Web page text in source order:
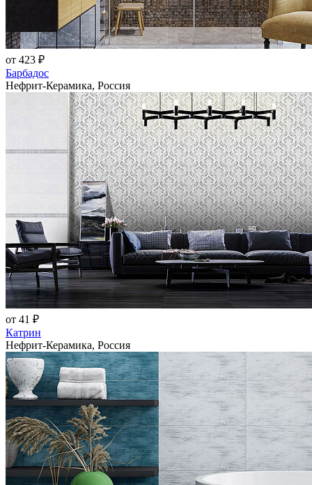
от 423 ₽
Барбадос
Нефрит-Керамика, Россия
от 41 ₽
Катрин
Нефрит-Керамика, Россия